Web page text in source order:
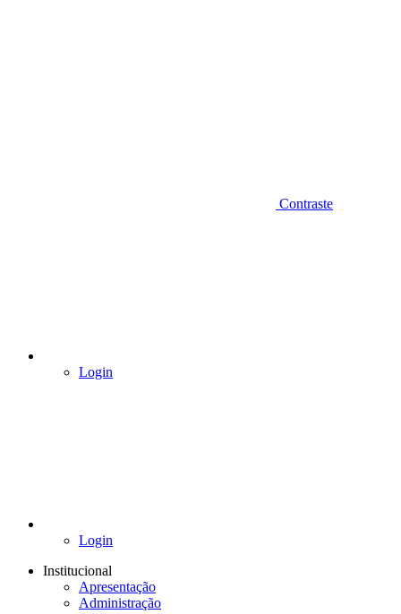
Contraste
Login
Login
Institucional
Apresentação
Administração